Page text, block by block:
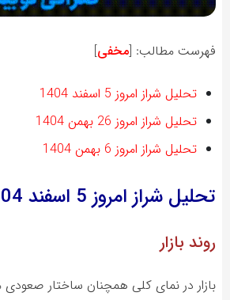
فهرست مطالب: [مخفی]
تحلیل شراز امروز 5 اسفند 1404
تحلیل شراز امروز 26 بهمن 1404
تحلیل شراز امروز 6 بهمن 1404
تحلیل شرازامروز 5 اسفند 1404
روند بازار
بازار در نمای کلی همچنان ساختار